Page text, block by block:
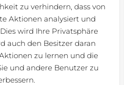
zu verhindern, dass von
Aktionen analysiert und
wird Ihre Privatsphäre
auch den Besitzer daran
zu lernen und die
und andere Benutzer zu